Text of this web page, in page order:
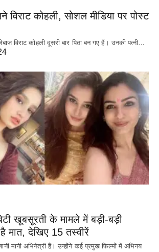
विराट कोहली, सोशल मीडिया पर पोस्ट
विराट कोहली दूसरी बार पिता बन गए हैं। उनकी पत्नी…
खूबसूरती के मामले में बड़ी-बड़ी
है मात, देखिए 15 तस्वीरें
मानी अभिनेत्री हैं। उन्होंने कई प्रमुख फिल्मों में अभिनय